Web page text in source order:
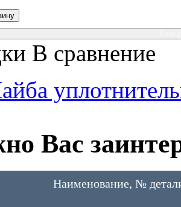
В сравнение
Вас
Наименование, №